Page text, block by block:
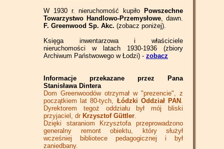
W 1930 r. nieruchomość kupiło
Powszechne
Towarzystwo Handlowo-Przemysłowe, dawn.
F. Greenwood Sp. Akc. (zobacz poniżej).
Księga inwentarzowa i właściciele
nieruchomości w latach 1930-1936 (zbiory
Archiwum Państwowego w Łodzi) - zobacz
Informacje przekazane przez Pana
Stanisława Dintera
Dom Greenwoodów otrzymał w "prezencie", z
początkiem lat 80-tych, Łódzki Oddział PAN .
Dyrektorem tegoż oddziału był mój bliski
przyjaciel, dr Krzysztof Güttler.
Dzięki staraniom Krzysztofa przeprowadzono
generalny remont obiektu, który służył
wcześniej bibliotece pedagogicznej i był
zaniedbany.